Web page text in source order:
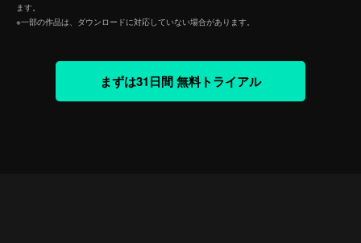
ます。
※一部の作品は、ダウンロードに対応していない場合があります。
まずは31日間 無料トライアル